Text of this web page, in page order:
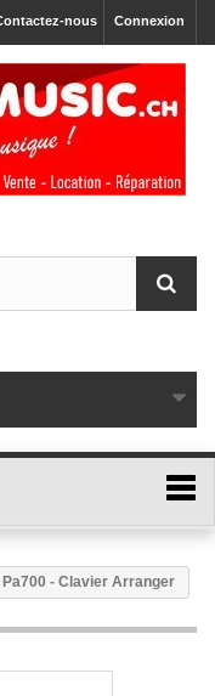
Connexion
nous
Pa700 - Clavier Arranger